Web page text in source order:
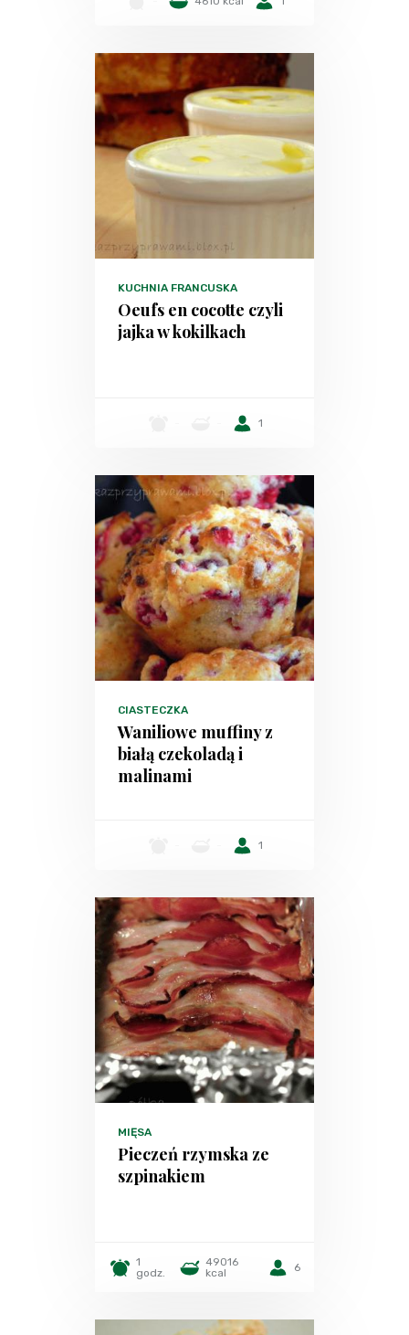
KUCHNIA FRANCUSKA
Oeufs en cocotte czyli
jajka w kokilkach
1
CIASTECZKA
Waniliowe muffiny z
białą czekoladą i
malinami
1
MIĘSA
Pieczeń rzymska ze
szpinakiem
1
godz.
49016
kcal
6